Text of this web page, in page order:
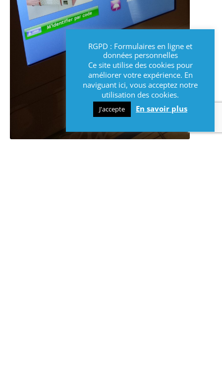
RGPD : Formulaires en ligne et
données personnelles
Ce site utilise des cookies pour
améliorer votre expérience. En
naviguant ici, vous acceptez notre
utilisation des cookies.
J'accepte En savoir plus